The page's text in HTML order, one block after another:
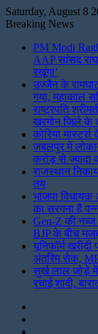
Saturday, August 8
Breaking News
PM Modi
AAP सांसद
रखूंगा’
उज्जैन के
गया, महाकाल
राष्ट्रपति
खरगोन जिले के
कोरिया
जबलपुर में
करोड़ से ज्यादा
राजस्थान
तय
भाजपा
का सरगना है
Gen-Z की नब्ज
BJP के बीच
यूनिफॉर्म
अंतरिम रोक,
सुर्ख लाल जोड़े
रचाई शादी,